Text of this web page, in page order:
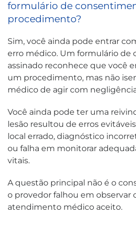
formulário de
procedimento?
Sim, você ainda pode entrar
erro médico. Um formulário de
assinado reconhece que você
um procedimento, mas não
médico de agir com
Você ainda pode ter uma
lesão resultou de erros
local errado, diagnóstico
ou falha em monitorar
vitais.
A questão principal não é o
o provedor falhou em observar
atendimento médico aceito.